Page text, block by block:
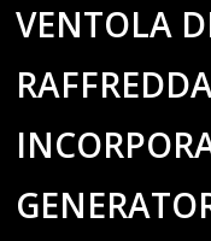
VENTOLA